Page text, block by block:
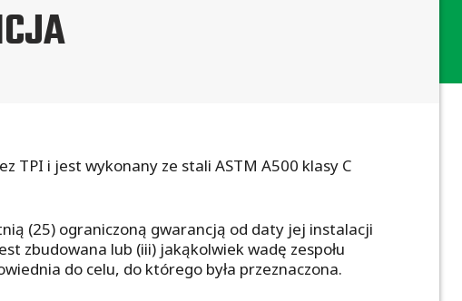
TPI i jest wykonany ze stali ASTM A500 klasy C
(25) ograniczoną gwarancją od daty jej instalacji
zbudowana lub (iii) jakąkolwiek wadę zespołu
do celu, do którego była przeznaczona.